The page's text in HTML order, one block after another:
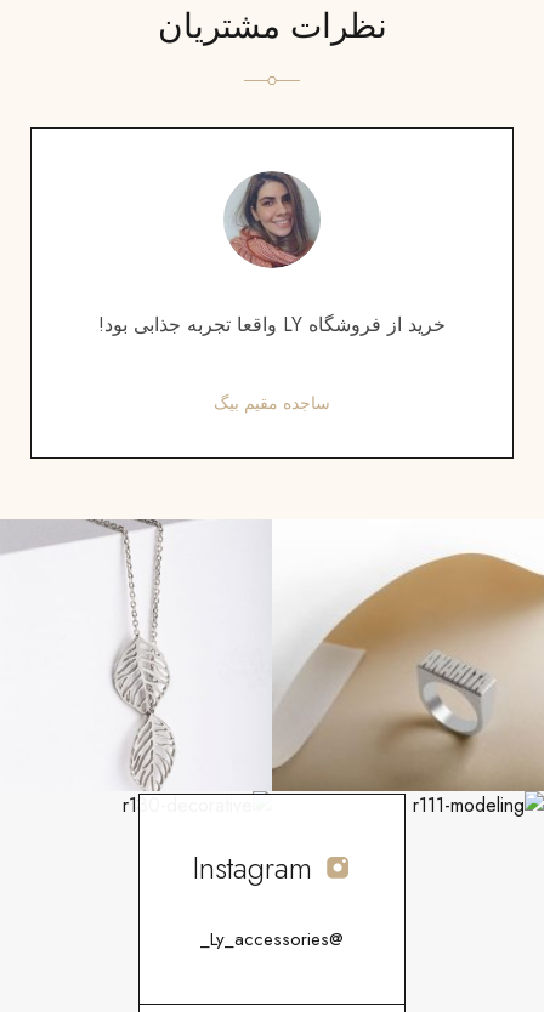
نظرات مشتریان
خرید از فروشگاه LY واقعا تجربه جذابی بود!
ساجده مقیم بیگ
Instagram
@Ly_accessories_